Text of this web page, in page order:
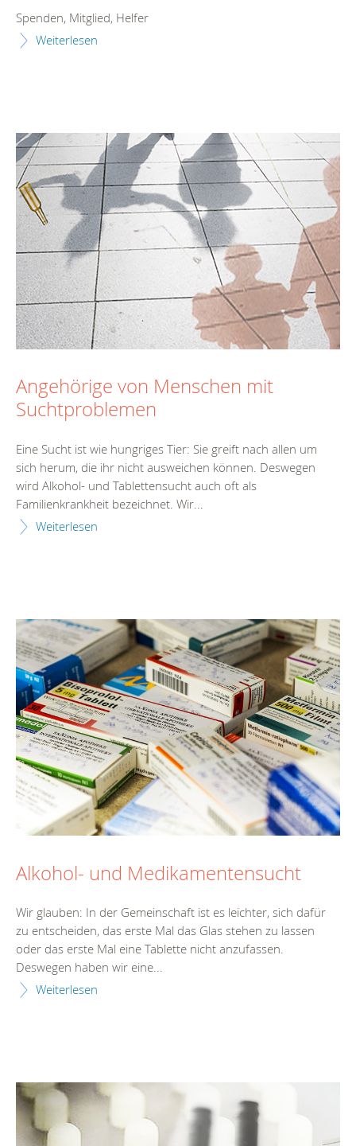
Spenden, Mitglied, Helfer
Weiterlesen
Angehörige von Menschen mit
Suchtproblemen
Eine Sucht ist wie hungriges Tier: Sie greift nach allen um
sich herum, die ihr nicht ausweichen können. Deswegen
wird Alkohol- und Tablettensucht auch oft als
Familienkrankheit bezeichnet. Wir...
Weiterlesen
Alkohol- und Medikamentensucht
Wir glauben: In der Gemeinschaft ist es leichter, sich dafür
zu entscheiden, das erste Mal das Glas stehen zu lassen
oder das erste Mal eine Tablette nicht anzufassen.
Deswegen haben wir eine...
Weiterlesen